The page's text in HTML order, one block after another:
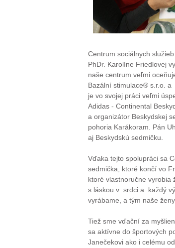
Centrum sociálnych
PhDr. Karolíne Friedlovej
naše centrum veľmi
Bazální stimulace® s.r.o. a
je vo svojej práci veľmi
Adidas - Continental
a organizátor Beskydskej
pohoria Karákoram. Pán
aj Beskydskú sedmičku.
Vďaka tejto spolupráci sa
sedmička, ktoré končí vo
ktoré vlastnoručne vyrobia
s láskou v srdci a každý
vyrábame, a tým naše
Tiež sme vďační za
sa aktívne do športových
Janečekovi ako i celému